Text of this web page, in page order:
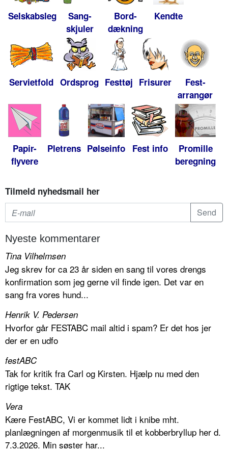
Selskabsleg
Sang-
skjuler
Bord-
dækning
Kendte
Servietfold Ordsprog Festtøj Frisurer
Fest-
arrangør
Papir-
flyvere
Pletrens Pølseinfo Fest info
Promille
beregning
Tilmeld nyhedsmail her
Nyeste kommentarer
Tina Vilhelmsen
Jeg skrev for ca 23 år siden en sang til vores drengs
konfirmation som jeg gerne vil finde igen. Det var en
sang fra vores hund...
Henrik V. Pedersen
Hvorfor går FESTABC mail altid i spam? Er det hos jer
der er en udfo
festABC
Tak for kritik fra Carl og Kirsten. Hjælp nu med den
rigtige tekst. TAK
Vera
Kære FestABC, Vi er kommet lidt i knibe mht.
planlægningen af morgenmusik til et kobberbryllup her d.
7.3.2026. Min søster har...